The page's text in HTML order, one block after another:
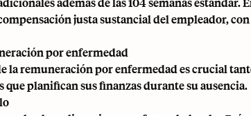
justa sustancial del empleador,
por enfermedad
la remuneración por enfermedad es crucial
que planifican sus finanzas durante su ausencia.